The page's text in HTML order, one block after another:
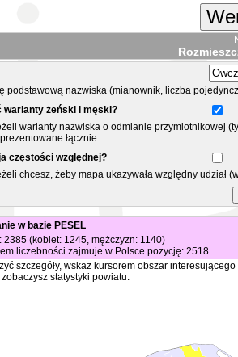
podstawową nazwiska (mianownik, liczba
warianty żeński i męski?
warianty nazwiska o odmianie przymiotnikowej
łącznie.
częstości względnej?
chcesz, żeby mapa ukazywała względny
w bazie PESEL
: 2385 (kobiet: 1245, mężczyzn: 1140)
liczebności zajmuje w Polsce pozycję: 2518.
szczegóły, wskaż kursorem obszar
statystyki powiatu.